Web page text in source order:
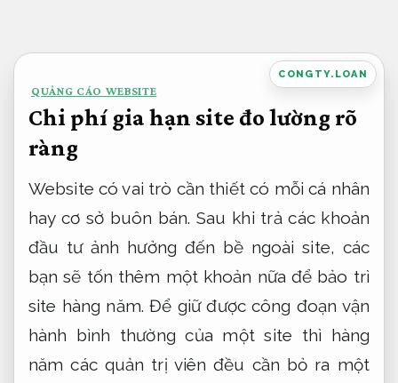
nội
dung
CONGTY.LOAN
QUẢNG CÁO WEBSITE
Chi phí gia hạn site đo lường rõ
ràng
Website có vai trò cần thiết có mỗi cá nhân
hay cơ sở buôn bán. Sau khi trả các khoản
đầu tư ảnh hưởng đến bề ngoài site, các
bạn sẽ tốn thêm một khoản nữa để bảo trì
site hàng năm. Để giữ được công đoạn vận
hành bình thường của một site thì hàng
năm các quản trị viên đều cần bỏ ra một